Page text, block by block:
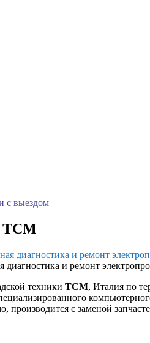
с выездом
TCM
диагностика и ремонт
техники TCM, Италия по
производится с заменой